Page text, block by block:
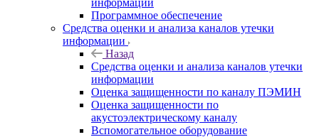
информации
Программное обеспечение
Средства оценки и анализа каналов утечки
информации
Назад
Средства оценки и анализа каналов утечки
информации
Оценка защищенности по каналу ПЭМИН
Оценка защищенности по
акустоэлектрическому каналу
Вспомогательное оборудование